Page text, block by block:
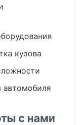
кузова
автомобиля
с нами